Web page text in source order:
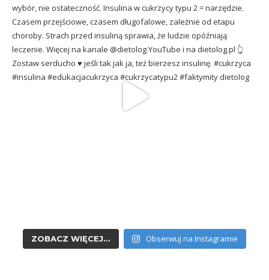
ZOBACZ WIĘCEJ... Obserwuj na Instagramie